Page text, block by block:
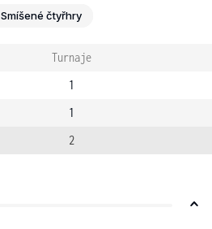
Smíšené čtyřhry
Turnaje
1
1
2